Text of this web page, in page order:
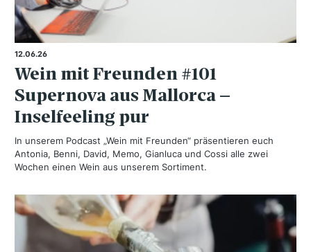
12.06.26
Wein mit Freunden #101
Supernova aus Mallorca –
Inselfeeling pur
In unserem Podcast „Wein mit Freunden“ präsentieren euch
Antonia, Benni, David, Memo, Gianluca und Cossi alle zwei
Wochen einen Wein aus unserem Sortiment.